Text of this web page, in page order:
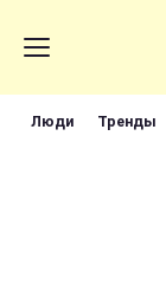
Люди Тренды